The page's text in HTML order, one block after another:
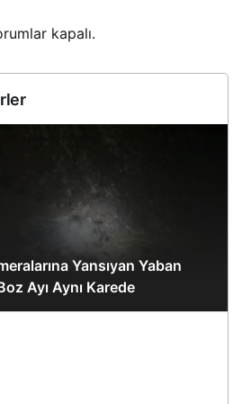
kapalı.
Yansıyan Yaban
Ayı Aynı Karede